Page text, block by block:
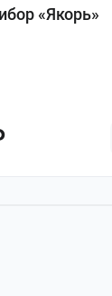
«Якорь»